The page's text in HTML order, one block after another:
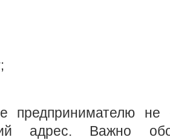
предпринимателю не
адрес. Важно